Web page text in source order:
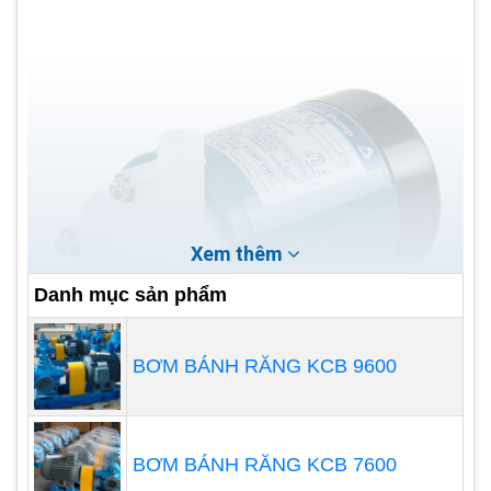
Xem thêm
Danh mục sản phẩm
BƠM BÁNH RĂNG KCB 9600
BƠM BÁNH RĂNG KCB 7600